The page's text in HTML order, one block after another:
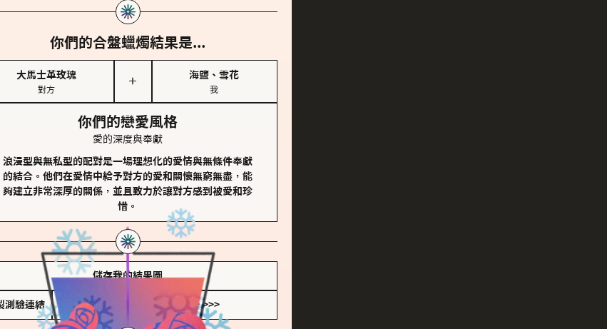
你們的合盤蠟燭結果是...
大馬士革玫瑰
對方
＋
海鹽、雪花
我
你們的戀愛風格
愛的深度與奉獻
浪漫型與無私型的配對是一場理想化的愛情與無條件奉獻
的結合。他們在愛情中給予對方的愛和關懷無窮無盡，能
夠建立非常深厚的關係，並且致力於讓對方感到被愛和珍
惜。
儲存我的結果圖
測驗連結 查看香氛類型全解析 >>>